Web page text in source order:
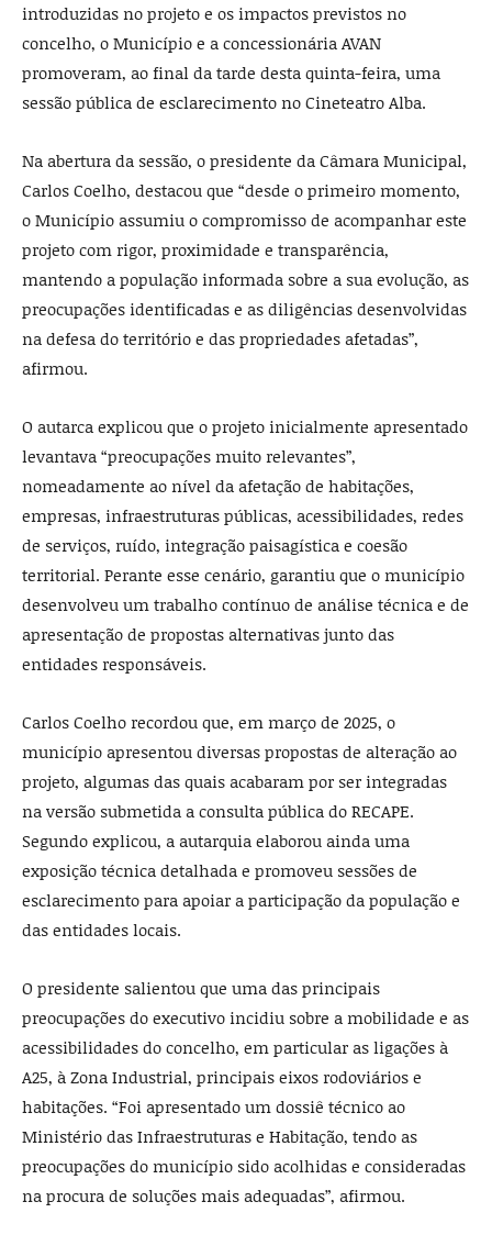
introduzidas no projeto e os impactos previstos no
concelho, o Município e a concessionária AVAN
promoveram, ao final da tarde desta quinta-feira, uma
sessão pública de esclarecimento no Cineteatro Alba.
Na abertura da sessão, o presidente da Câmara Municipal,
Carlos Coelho, destacou que “desde o primeiro momento,
o Município assumiu o compromisso de acompanhar este
projeto com rigor, proximidade e transparência,
mantendo a população informada sobre a sua evolução, as
preocupações identificadas e as diligências desenvolvidas
na defesa do território e das propriedades afetadas”,
afirmou.
O autarca explicou que o projeto inicialmente apresentado
levantava “preocupações muito relevantes”,
nomeadamente ao nível da afetação de habitações,
empresas, infraestruturas públicas, acessibilidades, redes
de serviços, ruído, integração paisagística e coesão
territorial. Perante esse cenário, garantiu que o município
desenvolveu um trabalho contínuo de análise técnica e de
apresentação de propostas alternativas junto das
entidades responsáveis.
Carlos Coelho recordou que, em março de 2025, o
município apresentou diversas propostas de alteração ao
projeto, algumas das quais acabaram por ser integradas
na versão submetida a consulta pública do RECAPE.
Segundo explicou, a autarquia elaborou ainda uma
exposição técnica detalhada e promoveu sessões de
esclarecimento para apoiar a participação da população e
das entidades locais.
O presidente salientou que uma das principais
preocupações do executivo incidiu sobre a mobilidade e as
acessibilidades do concelho, em particular as ligações à
A25, à Zona Industrial, principais eixos rodoviários e
habitações. “Foi apresentado um dossiê técnico ao
Ministério das Infraestruturas e Habitação, tendo as
preocupações do município sido acolhidas e consideradas
na procura de soluções mais adequadas”, afirmou.